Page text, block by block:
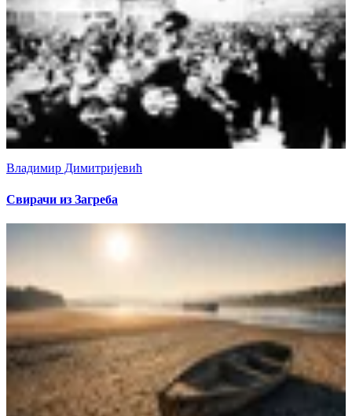
Владимир Димитријевић
Свирачи из Загреба